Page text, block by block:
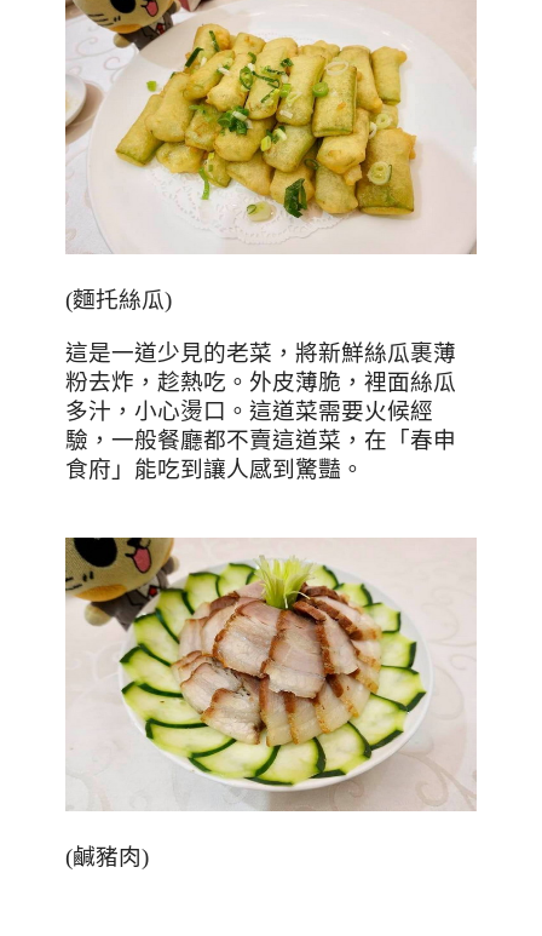
(麵托絲瓜)
這是一道少見的老菜，將新鮮絲瓜裹薄
粉去炸，趁熱吃。外皮薄脆，裡面絲瓜
多汁，小心燙口。這道菜需要火候經
驗，一般餐廳都不賣這道菜，在「春申
食府」能吃到讓人感到驚豔。
(鹹豬肉)